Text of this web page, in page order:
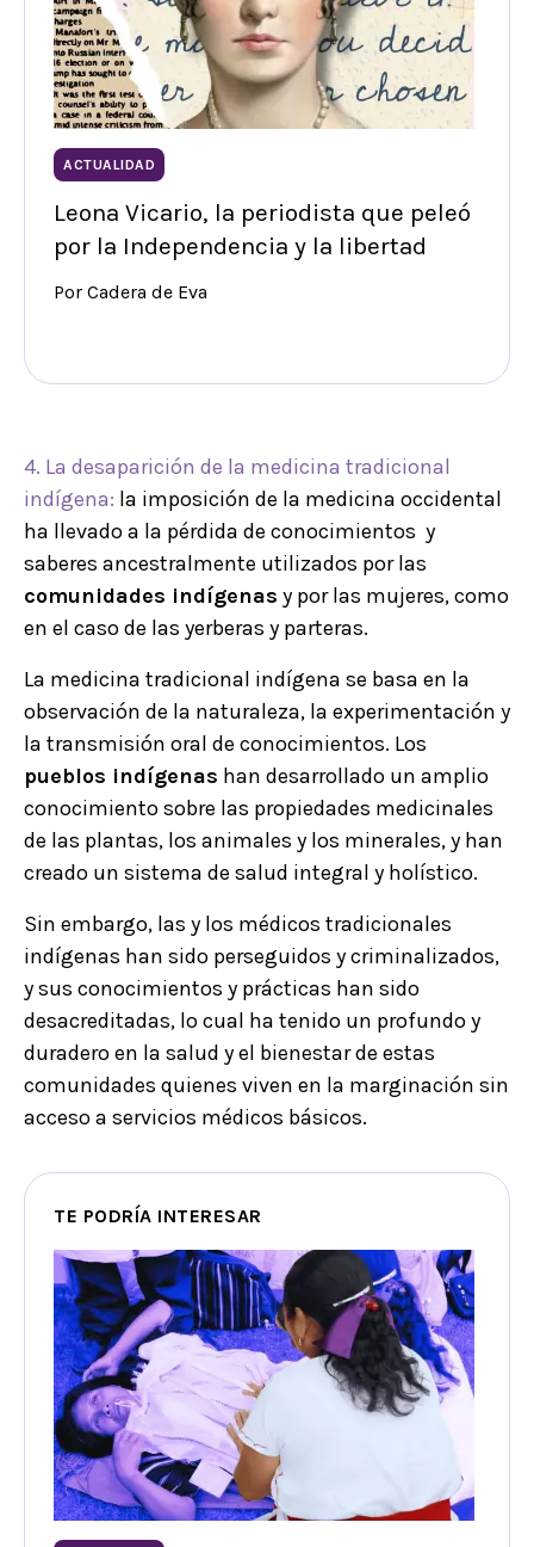
ACTUALIDAD
Leona Vicario, la periodista que peleó
por la Independencia y la libertad
Por Cadera de Eva
4. La desaparición de la medicina tradicional
indígena: la imposición de la medicina occidental
ha llevado a la pérdida de conocimientos y
saberes ancestralmente utilizados por las
comunidades indígenas y por las mujeres, como
en el caso de las yerberas y parteras.
La medicina tradicional indígena se basa en la
observación de la naturaleza, la experimentación y
la transmisión oral de conocimientos. Los
pueblos indígenas han desarrollado un amplio
conocimiento sobre las propiedades medicinales
de las plantas, los animales y los minerales, y han
creado un sistema de salud integral y holístico.
Sin embargo, las y los médicos tradicionales
indígenas han sido perseguidos y criminalizados,
y sus conocimientos y prácticas han sido
desacreditadas, lo cual ha tenido un profundo y
duradero en la salud y el bienestar de estas
comunidades quienes viven en la marginación sin
acceso a servicios médicos básicos.
TE PODRÍA INTERESAR